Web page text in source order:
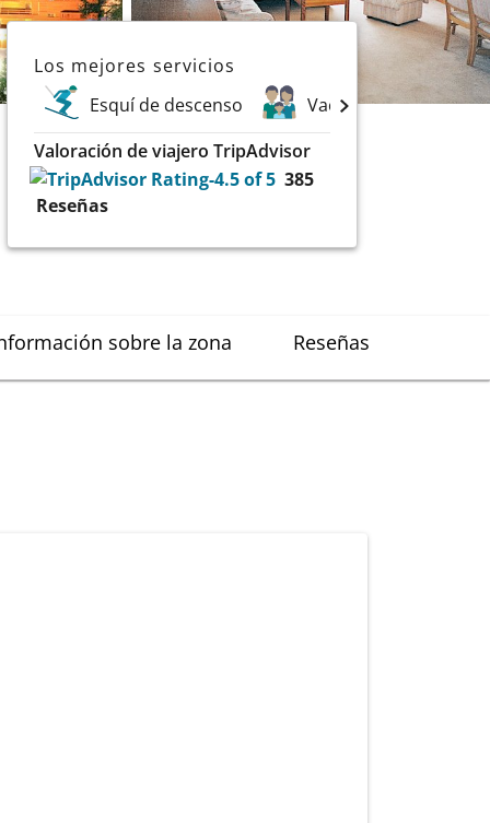
Los mejores servicios
Esquí de descenso
Vacaciones en familia
Valoración de viajero TripAdvisor
385
Reseñas
sobre la zona Reseñas